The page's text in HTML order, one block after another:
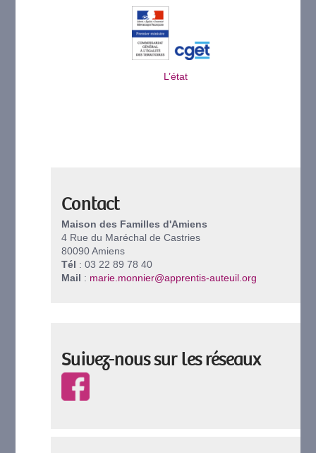
L’état
Contact
Maison des Familles d'Amiens
4 Rue du Maréchal de Castries
80090 Amiens
Tél : 03 22 89 78 40
Mail : marie.monnier@apprentis-auteuil.org
Suivez-nous sur les réseaux